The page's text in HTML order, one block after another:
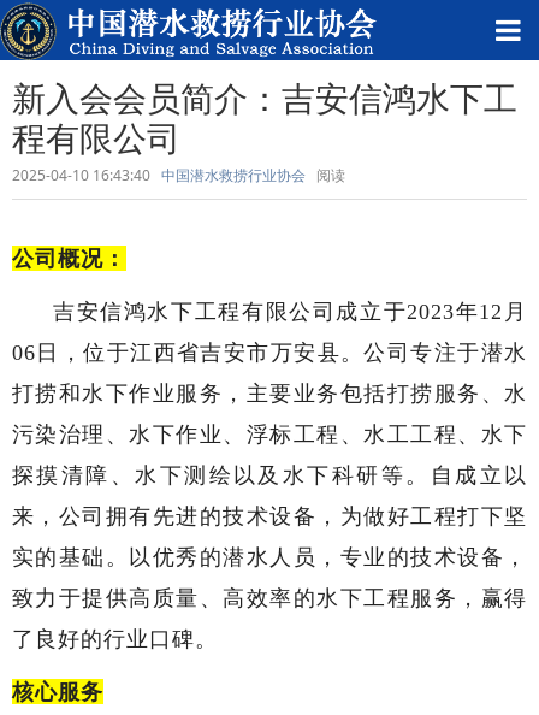
新入会会员简介：吉安信鸿水下工
程有限公司
2025-04-10 16:43:40 中国潜水救捞行业协会 阅读
公司概况：
吉安信鸿水下工程有限公司成立于2023年12 月
06 日，位于江西省吉安市万安县。公司专注于潜水
打捞和水下作业服务，主要业务包括打捞 服务 、水
污染治理、水下作业、浮标工程、水工工程、水下
探摸清障、水下测绘以及水下科研等。自成立以
来，公司 拥有先进的技术设备，为做好工程打下坚
实的基础。以优秀的潜水人员，专业的技术设备，
致力于提供高质量、高效率的水下工程服务，赢得
了良好的行业口碑。
核心服务